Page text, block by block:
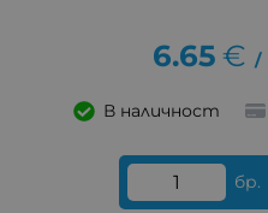
6.65 € /
В наличност
бр.